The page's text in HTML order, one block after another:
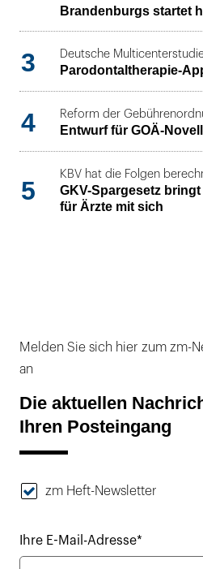
Brandenburgs startet
3 Deutsche
Parodontaltherapie-
4 Reform der
Entwurf für GOÄ-
5
KBV hat die Folgen
GKV-Spargesetz
für Ärzte mit sich
Melden Sie sich hier zum zm-
an
Die aktuellen
Ihren Posteingang
zm Heft-Newsletter
Ihre E-Mail-Adresse*